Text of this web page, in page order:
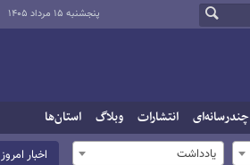
پنجشنبه ۱۵ مرداد ۱۴۰۵
چندرسانه‌ای انتشارات وبلاگ استان‌ها
یادداشت اخبار امروز